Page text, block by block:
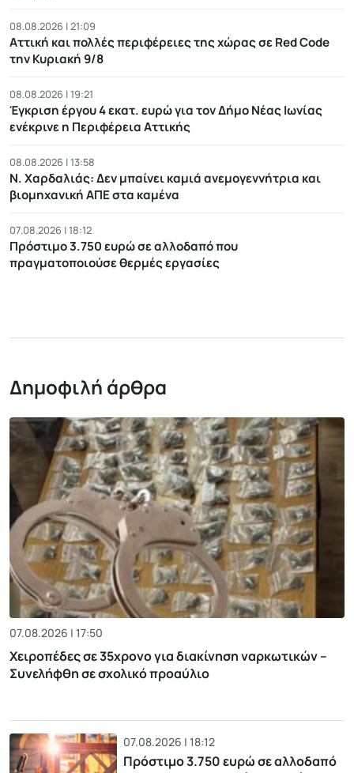
08.08.2026 | 21:09
Αττική και πολλές περιφέρειες της χώρας σε Red Code
την Κυριακή 9/8
08.08.2026 | 19:21
Έγκριση έργου 4 εκατ. ευρώ για τον Δήμο Νέας Ιωνίας
ενέκρινε η Περιφέρεια Αττικής
08.08.2026 | 13:58
Ν. Χαρδαλιάς: Δεν μπαίνει καμιά ανεμογεννήτρια και
βιομηχανική ΑΠΕ στα καμένα
07.08.2026 | 18:12
Πρόστιμο 3.750 ευρώ σε αλλοδαπό που
πραγματοποιούσε θερμές εργασίες
Δημοφιλή άρθρα
07.08.2026 | 17:50
Χειροπέδες σε 35χρονο για διακίνηση ναρκωτικών –
Συνελήφθη σε σχολικό προαύλιο
07.08.2026 | 18:12
Πρόστιμο 3.750 ευρώ σε αλλοδαπό